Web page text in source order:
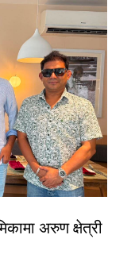
अरुण क्षेत्री